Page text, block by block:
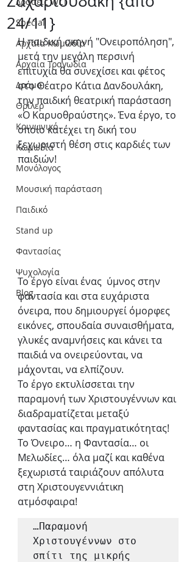
Special
Αρχαία Κωμωδία
Αρχαία Τραγωδία
Δράμα
Θρίλερ
Κοινωνικό
Κωμωδία
Μονόλογος
Μουσική παράσταση
Παιδικό
Stand up
Φαντασίας
Ψυχολογία
Blog
24/11}
Η παιδική σκηνή "Ονειροπόληση",
μετά την μεγάλη περσινή
επιτυχία θα συνεχίσει και φέτος
στο Θέατρο Κάτια Δανδουλάκη,
την παιδική θεατρική παράσταση
«Ο Καρυοθραύστης». Ένα έργο, το
οποίο κατέχει τη δική του
ξεχωριστή θέση στις καρδιές των
παιδιών!
Το έργο είναι ένας  ύμνος στην
φαντασία και στα ευχάριστα
όνειρα, που δημιουργεί όμορφες
εικόνες, σπουδαία συναισθήματα,
γλυκές αναμνήσεις και κάνει τα
παιδιά να ονειρεύονται, να
μάχονται, να ελπίζουν.
Το έργο εκτυλίσσεται την
παραμονή των Χριστουγέννων και
διαδραματίζεται μεταξύ
φαντασίας και πραγματικότητας!
Το Όνειρο… η Φαντασία… οι
Μελωδίες… όλα μαζί και καθένα
ξεχωριστά ταιριάζουν απόλυτα
στη Χριστουγεννιάτικη
ατμόσφαιρα!
…Παραμονή
Χριστουγέννων στο
σπίτι της μικρής